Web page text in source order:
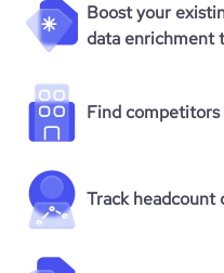
Boost your
data enrichment
Find competitors
Track headcount